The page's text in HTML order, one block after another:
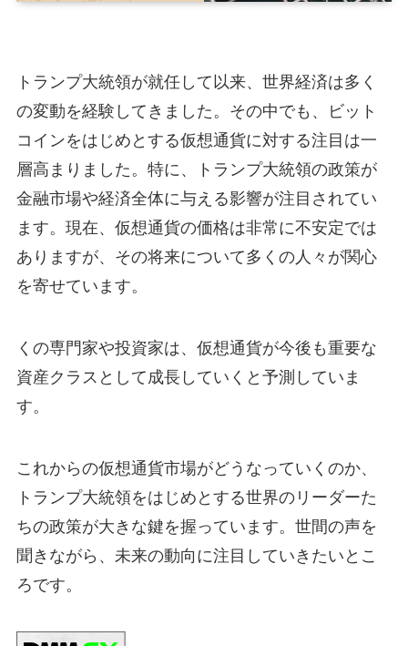
トランプ大統領が就任して以来、世界経済は多く
の変動を経験してきました。その中でも、ビット
コインをはじめとする仮想通貨に対する注目は一
層高まりました。特に、トランプ大統領の政策が
金融市場や経済全体に与える影響が注目されてい
ます。現在、仮想通貨の価格は非常に不安定では
ありますが、その将来について多くの人々が関心
を寄せています。
くの専門家や投資家は、仮想通貨が今後も重要な
資産クラスとして成長していくと予測していま
す。
これからの仮想通貨市場がどうなっていくのか、
トランプ大統領をはじめとする世界のリーダーた
ちの政策が大きな鍵を握っています。世間の声を
聞きながら、未来の動向に注目していきたいとこ
ろです。